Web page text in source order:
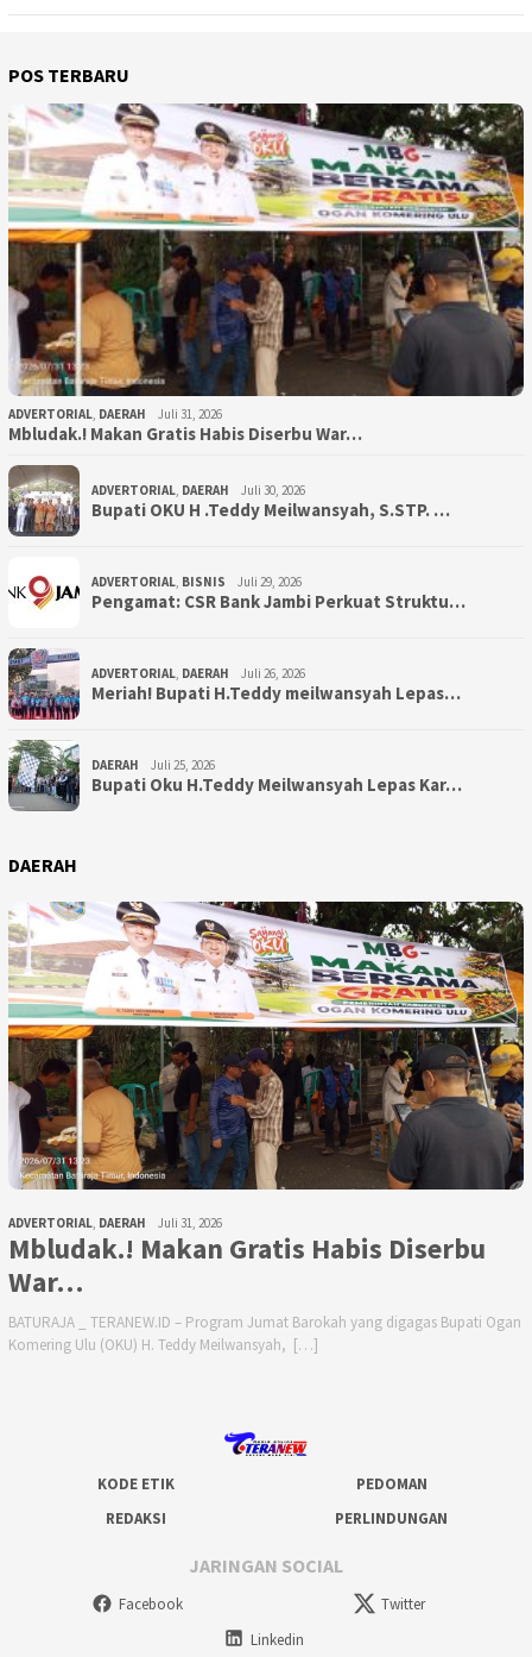
POS TERBARU
ADVERTORIAL DAERAH Juli 31, 2026
Mbludak.! Makan Gratis Habis Diserbu War…
ADVERTORIAL DAERAH Juli 30, 2026
Bupati OKU H .Teddy Meilwansyah, S.STP. …
ADVERTORIAL BISNIS Juli 29, 2026
Pengamat: CSR Bank Jambi Perkuat Struktu…
ADVERTORIAL DAERAH Juli 26, 2026
Meriah! Bupati H.Teddy meilwansyah Lepas…
DAERAH Juli 25, 2026
Bupati Oku H.Teddy Meilwansyah Lepas Kar…
DAERAH
ADVERTORIAL, DAERAH Juli 31, 2026
Mbludak.! Makan Gratis Habis Diserbu
War…
BATURAJA _ TERANEW.ID – Program Jumat Barokah yang digagas Bupati Ogan
Komering Ulu (OKU) H. Teddy Meilwansyah, […]
KODE ETIK
PEDOMAN
REDAKSI
PERLINDUNGAN
JARINGAN SOCIAL
Facebook
Twitter
Linkedin